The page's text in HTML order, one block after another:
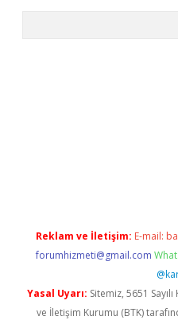
Reklam ve İletişim: E-mail:
forumhizmeti@gmail.com
Yasal Uyarı: Sitemiz, 5651
ve İletişim Kurumu (BTK)